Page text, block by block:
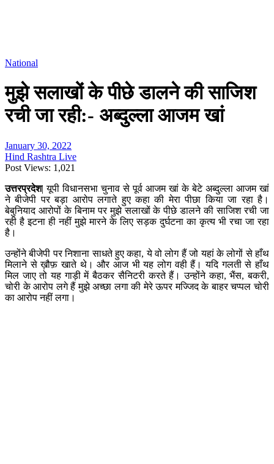
National
मुझे सलाखों के पीछे डालने की साजिश
रची जा रही:- अब्दुल्ला आजम खां
January 30, 2022
Hind Rashtra Live
Post Views: 1,021
उत्तरप्रदेश| यूपी विधानसभा चुनाव से पूर्व आजम खां के बेटे अब्दुल्ला आजम खां
ने बीजेपी पर बड़ा आरोप लगाते हुए कहा की मेरा पीछा किया जा रहा है।
बेबुनियाद आरोपों के बिनाम पर मुझे सलाखों के पीछे डालने की साजिश रची जा
रही है इटना ही नहीं मुझे मारने के लिए सड़क दुर्घटना का कृत्य भी रचा जा रहा
है।
उन्होंने बीजेपी पर निशाना साधते हुए कहा, ये वो लोग हैं जो यहां के लोगों से हाँथ
मिलाने से ख़ौफ़ खाते थे। और आज भी यह लोग वही हैं। यदि गलती से हाँथ
मिल जाए तो यह गाड़ी में बैठकर सैनिटरी करते हैं। उन्होंने कहा, भैंस, बकरी,
चोरी के आरोप लगे हैं मुझे अच्छा लगा की मेरे ऊपर मज्जिद के बाहर चप्पल चोरी
का आरोप नहीं लगा।